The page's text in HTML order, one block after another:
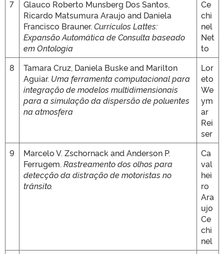
7
Glauco Roberto Munsberg Dos Santos,
Ricardo Matsumura Araujo and Daniela
Francisco Brauner. Currículos Lattes:
Expansão Automática de Consulta baseado
em Ontologia
Ce
chi
nel
Net
to
8
Tamara Cruz, Daniela Buske and Marilton
Aguiar. Uma ferramenta computacional para
integração de modelos multidimensionais
para a simulação da dispersão de poluentes
na atmosfera
Lor
eto
We
ym
ar
Rei
ser
9
Marcelo V. Zschornack and Anderson P.
Ferrugem. Rastreamento dos olhos para
detecção da distração de motoristas no
trânsito.
Ca
val
hei
ro
Ara
ujo
Ce
chi
nel